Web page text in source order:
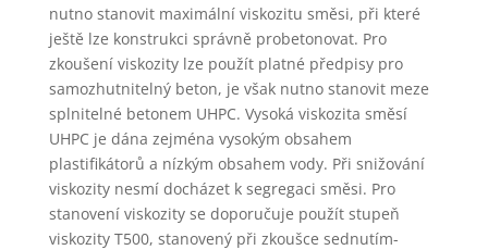
nutno stanovit maximální viskozitu směsi, při které
ještě lze konstrukci správně probetonovat. Pro
zkoušení viskozity lze použít platné předpisy pro
samozhutnitelný beton, je však nutno stanovit meze
splnitelné betonem UHPC. Vysoká viskozita směsí
UHPC je dána zejména vysokým obsahem
plastifikátorů a nízkým obsahem vody. Při snižování
viskozity nesmí docházet k segregaci směsi. Pro
stanovení viskozity se doporučuje použít stupeň
viskozity T500, stanovený při zkoušce sednutím-